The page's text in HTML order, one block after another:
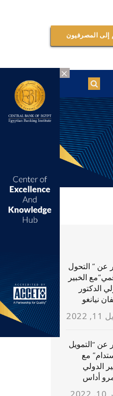
×
إلى المصرفيون
عن ” التحول
الخبير
الدكتور
نيانغو
عن “التمويل
مع
الدولي
أداس